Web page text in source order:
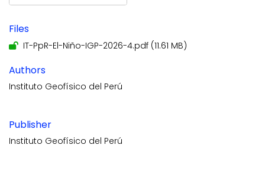
Files
IT-PpR-El-Niño-IGP-2026-4.pdf (11.61 MB)
Authors
Instituto Geofísico del Perú
Publisher
Instituto Geofísico del Perú